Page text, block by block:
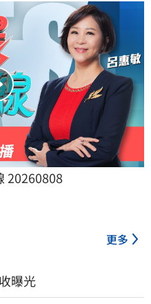
20260808
更多
曝光